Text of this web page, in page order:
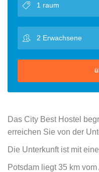
Das City Best Hostel
erreichen Sie von der
Die Unterkunft ist mit
Potsdam liegt 35 km